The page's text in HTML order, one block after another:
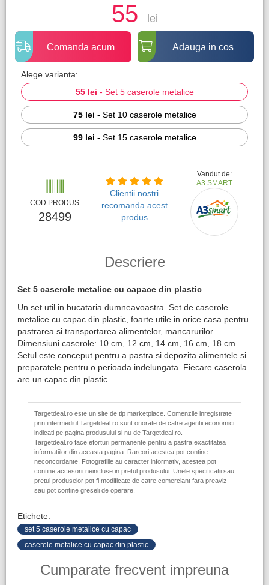
55 lei
Comanda acum Adauga in cos
Alege varianta:
55 lei - Set 5 caserole metalice
75 lei - Set 10 caserole metalice
99 lei - Set 15 caserole metalice
COD PRODUS
28499
Clientii nostri
recomanda acest
produs
Vandut de:
A3 SMART
Descriere
Set 5 caserole metalice cu capace din plastic
Un set util in bucataria dumneavoastra. Set de caserole
metalice cu capac din plastic, foarte utile in orice casa pentru
pastrarea si transportarea alimentelor, mancarurilor.
Dimensiuni caserole: 10 cm, 12 cm, 14 cm, 16 cm, 18 cm.
Setul este conceput pentru a pastra si depozita alimentele si
preparatele pentru o perioada indelungata. Fiecare caserola
are un capac din plastic.
Targetdeal.ro este un site de tip marketplace. Comenzile inregistrate
prin intermediul Targetdeal.ro sunt onorate de catre agentii economici
indicati pe pagina produsului si nu de Targetdeal.ro.
Targetdeal.ro face eforturi permanente pentru a pastra exactitatea
informatiilor din aceasta pagina. Rareori acestea pot contine
neconcordante. Fotografiile au caracter informativ, acestea pot
contine accesorii neincluse in pretul produsului. Unele specificatii sau
pretul produselor pot fi modificate de catre comerciant fara preaviz
sau pot contine greseli de operare.
Etichete:
set 5 caserole metalice cu capac
caserole metalice cu capac din plastic
Cumparate frecvent impreuna